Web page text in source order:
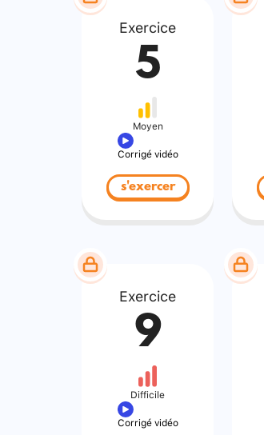
Exercice
5
Moyen
Corrigé vidéo
s'exercer
Exercice
9
Difficile
Corrigé vidéo